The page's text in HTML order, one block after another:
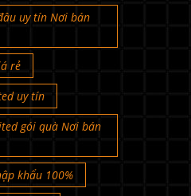
uy tín Nơi bán
rẻ
uy tín
gói quà Nơi bán
khẩu 100%